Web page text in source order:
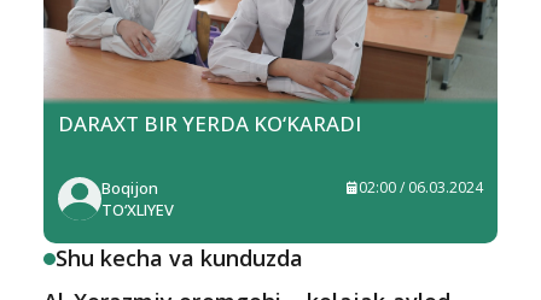
DARAXT BIR YERDA KO‘KARADI
Boqijon
TO‘XLIYEV
02:00 / 06.03.2024
Shu kecha va kunduzda